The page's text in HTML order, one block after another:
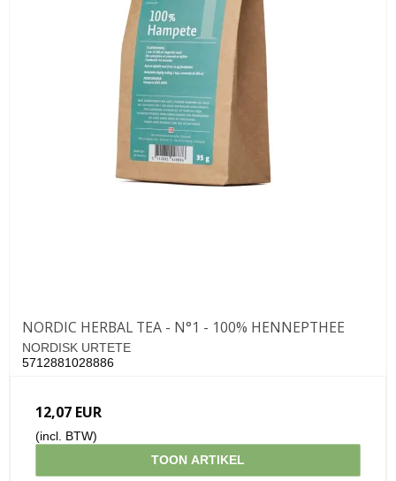
NORDIC HERBAL TEA - N°1 - 100% HENNEPTHEE
NORDISK URTETE
5712881028886
12,07 EUR
(incl. BTW)
TOON ARTIKEL